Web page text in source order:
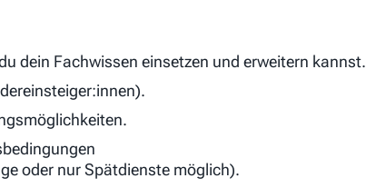
dein Fachwissen einsetzen und erweitern kannst.
oder nur Spätdienste möglich).